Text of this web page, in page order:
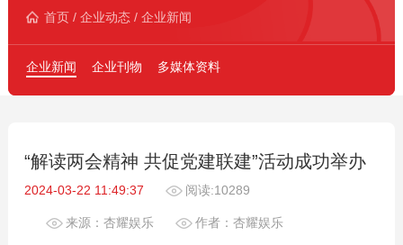
首页/ 企业动态/ 企业新闻
企业新闻 企业刊物 多媒体资料
“解读两会精神 共促党建联建”活动成功举办
2024-03-22 11:49:37 阅读:10289
来源：杏耀娱乐 作者：杏耀娱乐